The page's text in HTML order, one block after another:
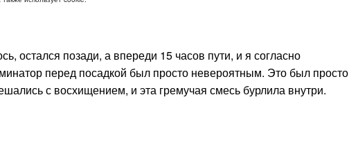
краем проходило очень тяжело, еще не остывшее море
а улыбки красоток лишь добавляли грусти.
остался позади, а впереди 15 часов пути, и я согласно
перед посадкой был просто невероятным. Это был просто
с восхищением, и эта гремучая смесь бурлила внутри.